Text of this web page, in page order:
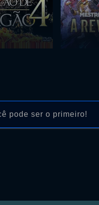
pode ser o primeiro!